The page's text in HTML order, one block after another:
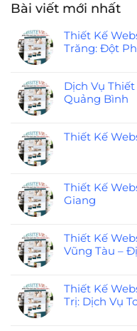
Bài viết mới nhất
Thiết Kế
Trăng: Đột
Dịch Vụ
Quảng Bình
Thiết Kế
Thiết Kế
Giang
Thiết Kế
Vũng Tàu –
Thiết Kế
Trị: Dịch Vụ